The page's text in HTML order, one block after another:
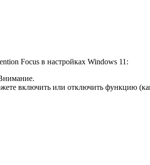
Focus в настройках Windows 11:
включить или отключить функцию